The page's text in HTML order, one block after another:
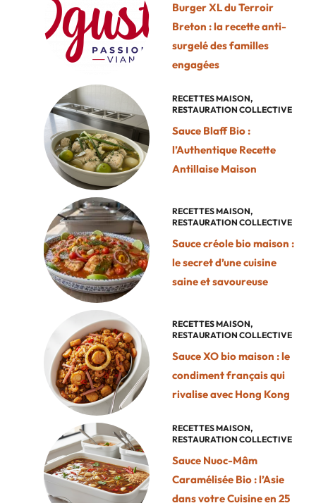
Burger XL du Terroir
Breton : la recette anti-
surgelé des familles
engagées
RECETTES MAISON,
RESTAURATION COLLECTIVE
Sauce Blaff Bio :
l’Authentique Recette
Antillaise Maison
RECETTES MAISON,
RESTAURATION COLLECTIVE
Sauce créole bio maison :
le secret d’une cuisine
saine et savoureuse
RECETTES MAISON,
RESTAURATION COLLECTIVE
Sauce XO bio maison : le
condiment français qui
rivalise avec Hong Kong
RECETTES MAISON,
RESTAURATION COLLECTIVE
Sauce Nuoc-Mâm
Caramélisée Bio : l’Asie
dans votre Cuisine en 25